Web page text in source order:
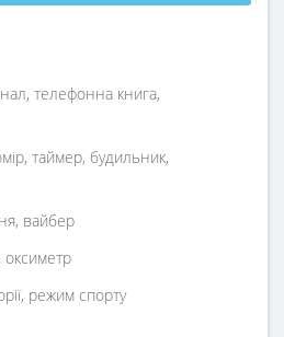
телефонна книга,
таймер, будильник,
вайбер
режим спорту